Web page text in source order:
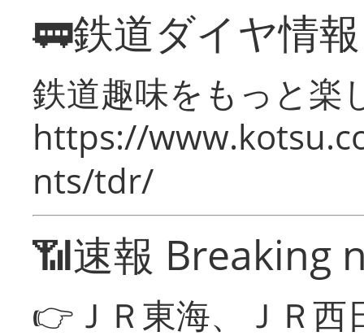
🚃鉄道ダイヤ情
鉄道趣味をもっと楽
https://
nts/tdr/
📶速報 Breaking
👉ＪＲ東海、ＪＲ